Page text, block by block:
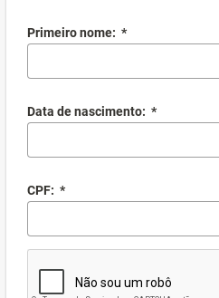
Primeiro nome: *
Data de nascimento: *
CPF: *